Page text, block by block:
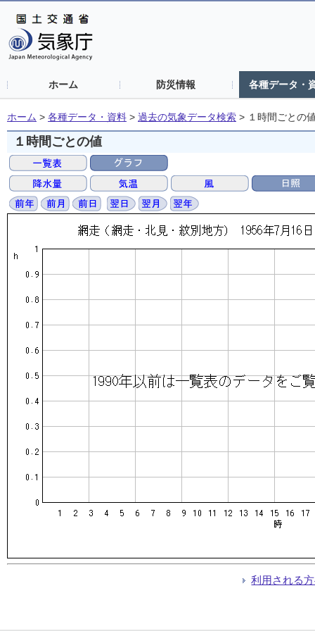
ホーム 防災情報 各種データ・
ホーム > 各種データ・資料 > 過去の気象データ検索 > １時間ごとの
１時間ごとの値
利用される